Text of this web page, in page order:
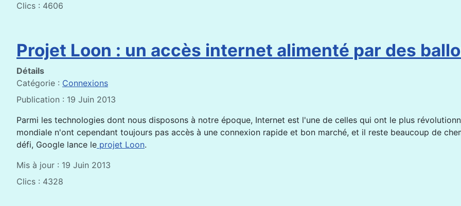
Clics : 4606
Projet Loon : un accès internet alimenté par des
Détails
Catégorie : Connexions
Publication : 19 Juin 2013
Parmi les technologies dont nous disposons à notre époque, Internet est l'une de celles qui ont le plus
mondiale n'ont cependant toujours pas accès à une connexion rapide et bon marché, et il reste beaucoup de
défi, Google lance le projet Loon.
Mis à jour : 19 Juin 2013
Clics : 4328